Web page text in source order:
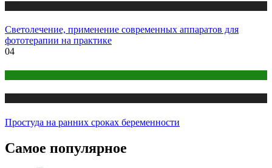
Светолечение, применение современных аппаратов для
фототерапии на практике
04
Простуда на ранних сроках беременности
Самое популярное